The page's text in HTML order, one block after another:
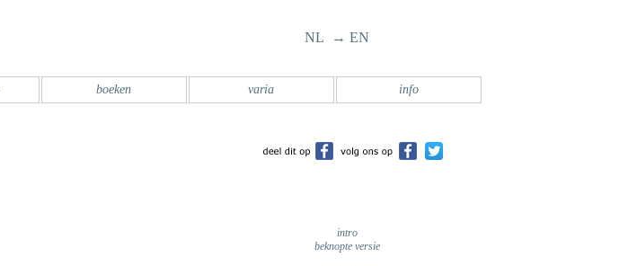
NL → EN
info
varia
boeken
intro
beknopte versie